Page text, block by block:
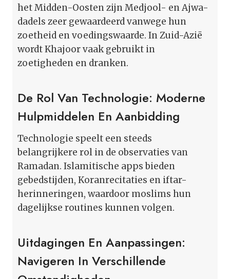
het Midden-Oosten zijn Medjool- en Ajwa-
dadels zeer gewaardeerd vanwege hun
zoetheid en voedingswaarde. In Zuid-Azië
wordt Khajoor vaak gebruikt in
zoetigheden en dranken.
De Rol Van Technologie: Moderne
Hulpmiddelen En Aanbidding
Technologie speelt een steeds
belangrijkere rol in de observaties van
Ramadan. Islamitische apps bieden
gebedstijden, Koranrecitaties en iftar-
herinneringen, waardoor moslims hun
dagelijkse routines kunnen volgen.
Uitdagingen En Aanpassingen:
Navigeren In Verschillende